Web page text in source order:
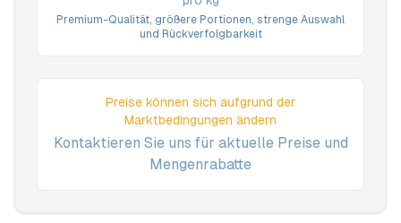
Premium-Qualität, größere Portionen, strenge Auswahl
und Rückverfolgbarkeit
Preise können sich aufgrund der
Marktbedingungen ändern
Kontaktieren Sie uns für aktuelle Preise und
Mengenrabatte